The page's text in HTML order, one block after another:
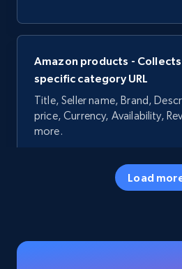
Amazon products -
specific category URL
Title, Seller name, Brand,
price, Currency, Availability,
more.
5.7K+
Load